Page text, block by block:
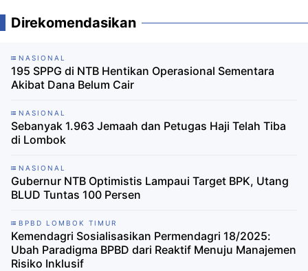
Direkomendasikan
NASIONAL
195 SPPG di NTB Hentikan Operasional Sementara
Akibat Dana Belum Cair
NASIONAL
Sebanyak 1.963 Jemaah dan Petugas Haji Telah Tiba
di Lombok
NASIONAL
Gubernur NTB Optimistis Lampaui Target BPK, Utang
BLUD Tuntas 100 Persen
BPBD LOMBOK TIMUR
Kemendagri Sosialisasikan Permendagri 18/2025:
Ubah Paradigma BPBD dari Reaktif Menuju Manajemen
Risiko Inklusif